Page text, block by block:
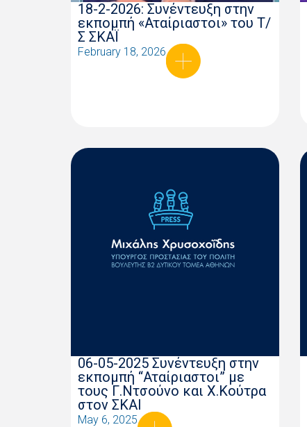
18-2-2026: Συνέντευξη στην
εκπομπή «Αταίριαστοι» του Τ/
Σ ΣΚΑΪ
February 18, 2026
06-05-2025 Συνέντευξη στην
εκπομπή “Αταίριαστοι” με
τους Γ.Ντσούνο και Χ.Κούτρα
στον ΣΚΑΙ
May 6, 2025